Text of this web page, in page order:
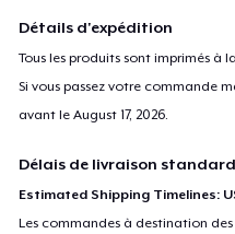
Détails d'expédition
Tous les produits sont imprimés à
Si vous passez votre commande
avant leAugust 17, 2026.
Délais de livraison standard
Estimated Shipping Timelines:
Les commandes à destination